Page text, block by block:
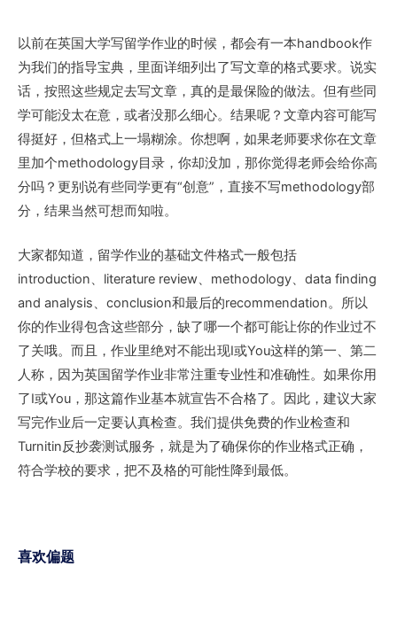
以前在英国大学写留学作业的时候，都会有一本handbook作
为我们的指导宝典，里面详细列出了写文章的格式要求。说实
话，按照这些规定去写文章，真的是最保险的做法。但有些同
学可能没太在意，或者没那么细心。结果呢？文章内容可能写
得挺好，但格式上一塌糊涂。你想啊，如果老师要求你在文章
里加个methodology目录，你却没加，那你觉得老师会给你高
分吗？更别说有些同学更有“创意”，直接不写methodology部
分，结果当然可想而知啦。
大家都知道，留学作业的基础文件格式一般包括
introduction、literature review、methodology、data finding
and analysis、conclusion和最后的recommendation。所以
你的作业得包含这些部分，缺了哪一个都可能让你的作业过不
了关哦。而且，作业里绝对不能出现I或You这样的第一、第二
人称，因为英国留学作业非常注重专业性和准确性。如果你用
了I或You，那这篇作业基本就宣告不合格了。因此，建议大家
写完作业后一定要认真检查。我们提供免费的作业检查和
Turnitin反抄袭测试服务，就是为了确保你的作业格式正确，
符合学校的要求，把不及格的可能性降到最低。
喜欢偏题